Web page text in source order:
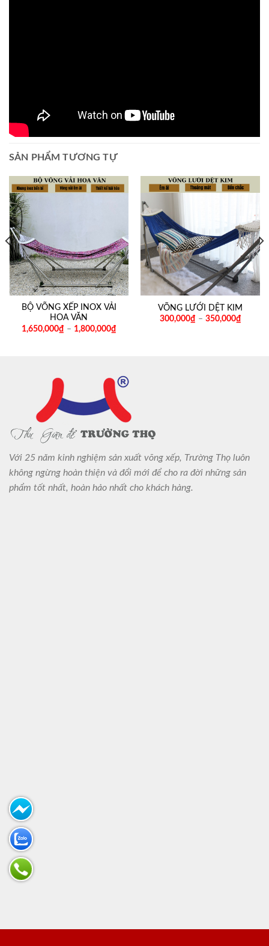
SẢN PHẨM TƯƠNG TỰ
BỘ VÕNG XẾP INOX VẢI
HOA VĂN
1,650,000₫ – 1,800,000₫
VÕNG LƯỚI DỆT KIM
300,000₫ – 350,000₫
Với 25 năm kinh nghiệm sản xuất võng xếp, Trường Thọ luôn
không ngừng hoàn thiện và đổi mới để cho ra đời những sản
phẩm tốt nhất, hoàn hảo nhất cho khách hàng.